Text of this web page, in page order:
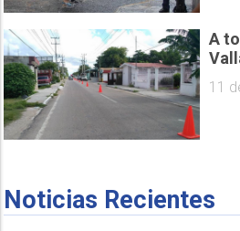
A
11
Noticias Recientes